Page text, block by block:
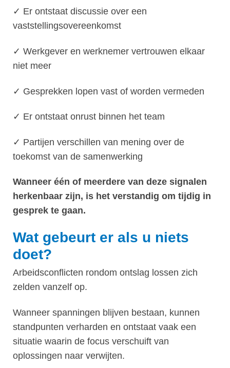
✓ Er ontstaat discussie over een
vaststellingsovereenkomst
✓ Werkgever en werknemer vertrouwen elkaar
niet meer
✓ Gesprekken lopen vast of worden vermeden
✓ Er ontstaat onrust binnen het team
✓ Partijen verschillen van mening over de
toekomst van de samenwerking
Wanneer één of meerdere van deze signalen
herkenbaar zijn, is het verstandig om tijdig in
gesprek te gaan.
Wat gebeurt er als u niets
doet?
Arbeidsconflicten rondom ontslag lossen zich
zelden vanzelf op.
Wanneer spanningen blijven bestaan, kunnen
standpunten verharden en ontstaat vaak een
situatie waarin de focus verschuift van
oplossingen naar verwijten.